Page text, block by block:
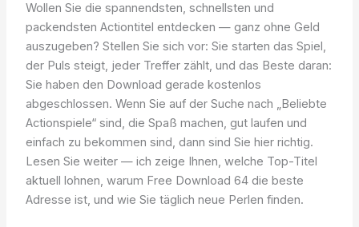
Wollen Sie die spannendsten, schnellsten und
packendsten Actiontitel entdecken — ganz ohne Geld
auszugeben? Stellen Sie sich vor: Sie starten das Spiel,
der Puls steigt, jeder Treffer zählt, und das Beste daran:
Sie haben den Download gerade kostenlos
abgeschlossen. Wenn Sie auf der Suche nach „Beliebte
Actionspiele“ sind, die Spaß machen, gut laufen und
einfach zu bekommen sind, dann sind Sie hier richtig.
Lesen Sie weiter — ich zeige Ihnen, welche Top-Titel
aktuell lohnen, warum Free Download 64 die beste
Adresse ist, und wie Sie täglich neue Perlen finden.